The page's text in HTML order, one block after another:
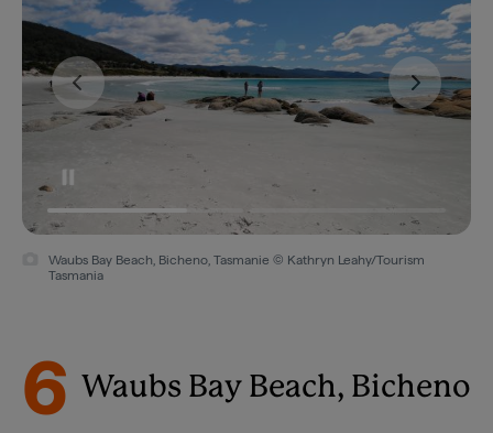
Waubs Bay Beach, Bicheno, Tasmanie © Kathryn Leahy/Tourism
Tasmania
6 Waubs Bay Beach, Bicheno